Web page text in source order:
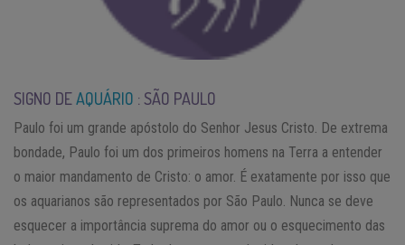
SIGNO DEAQUÁRIO : SÃO PAULO
Paulo foi um grande apóstolo do Senhor Jesus Cristo. De extrema
bondade, Paulo foi um dos primeiros homens na Terra a entender
o maior mandamento de Cristo: o amor. É exatamente por isso que
os aquarianos são representados por São Paulo. Nunca se deve
esquecer a importância suprema do amor ou o esquecimento das